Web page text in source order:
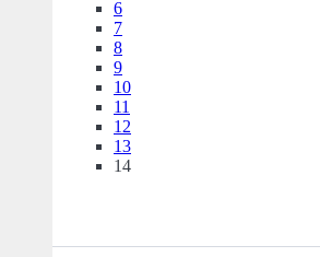
6
7
8
9
10
11
12
13
14